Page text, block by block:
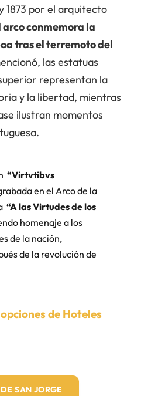
1873 por el arquitecto
arco conmemora la
tras el terremoto del
las estatuas
representan la
y la libertad, mientras
ilustran momentos
“Virtvtibvs
en el Arco de la
“A las Virtudes de los
homenaje a los
de la nación,
de la revolución de
de Hoteles
SAN JORGE